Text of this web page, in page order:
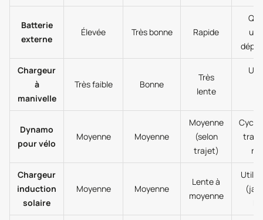
Batterie
externe
Élevée Très bonne Rapide
Chargeur
à
manivelle
Très faible Bonne
Très
lente
Dynamo
pour vélo
Moyenne Moyenne
Moyenne
(selon
trajet)
Chargeur
induction
solaire
Moyenne Moyenne
Lente à
moyenne